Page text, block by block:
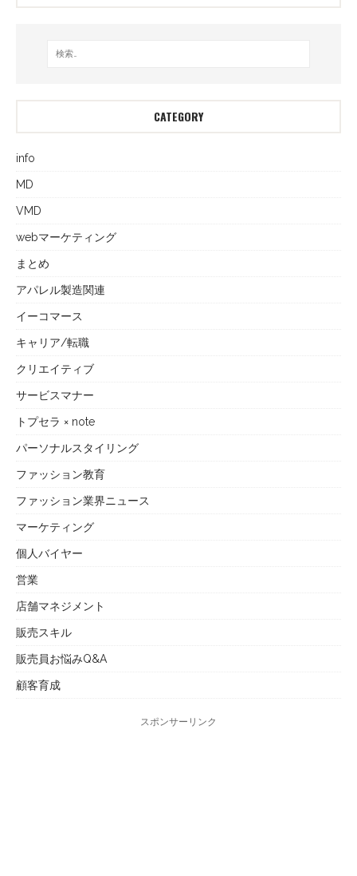
CATEGORY
info
MD
VMD
webマーケティング
まとめ
アパレル製造関連
イーコマース
キャリア/転職
クリエイティブ
サービスマナー
トプセラ × note
パーソナルスタイリング
ファッション教育
ファッション業界ニュース
マーケティング
個人バイヤー
営業
店舗マネジメント
販売スキル
販売員お悩みQ&A
顧客育成
スポンサーリンク